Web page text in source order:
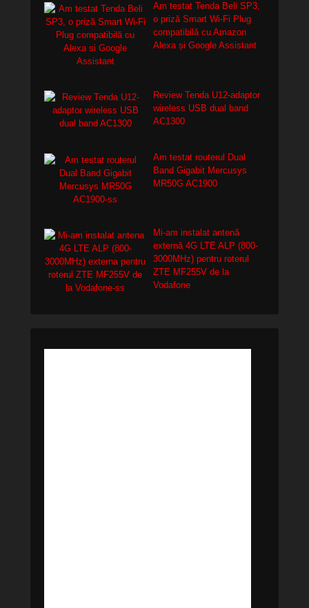
Am testat Tenda Beli SP3,
o priză Smart Wi-Fi Plug
compatibilă cu Amazon
Alexa și Google Assistant
Review Tenda U12-adaptor
wireless USB dual band
AC1300
Am testat routerul Dual
Band Gigabit Mercusys
MR50G AC1900
Mi-am instalat antenă
externă 4G LTE ALP (800-
3000MHz) pentru roterul
ZTE MF255V de la
Vodafone